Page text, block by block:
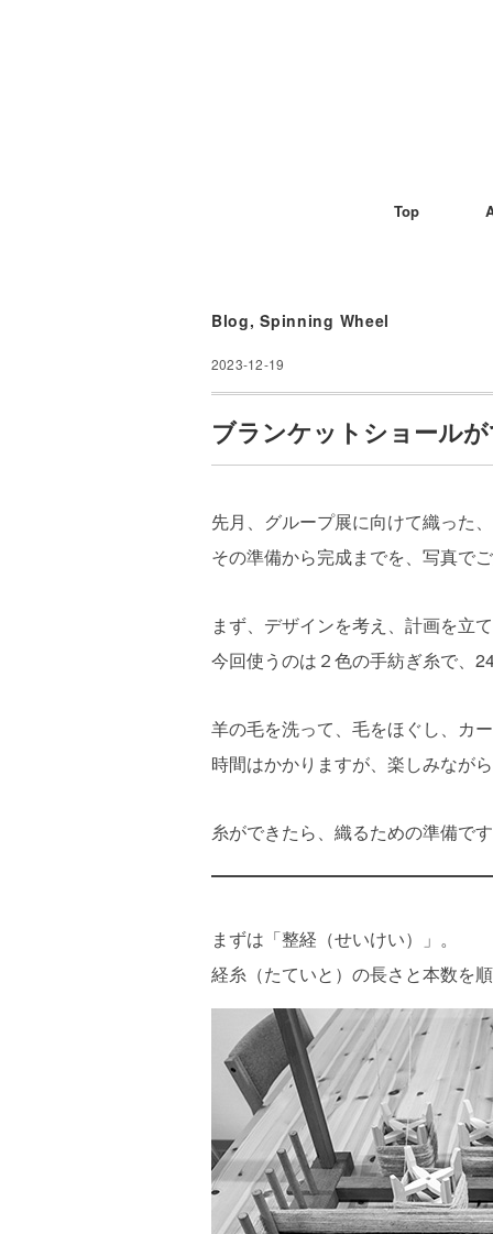
Top
Blog,Spinning Wheel
2023-12-19
ブランケットショール
先月、グループ展に向けて織った
その準備から完成までを、写真で
まず、デザインを考え、計画を立
今回使うのは２色の手紡ぎ糸で、
羊の毛を洗って、毛をほぐし、
時間はかかりますが、楽しみなが
糸ができたら、織るための準備で
まずは「整経（せいけい）」。
経糸（たていと）の長さと本数を